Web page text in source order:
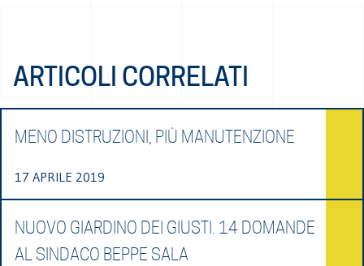
ARTICOLI CORRELATI
MENO DISTRUZIONI, PIÙ MANUTENZIONE
17 APRILE 2019
NUOVO GIARDINO DEI GIUSTI. 14 DOMANDE
AL SINDACO BEPPE SALA